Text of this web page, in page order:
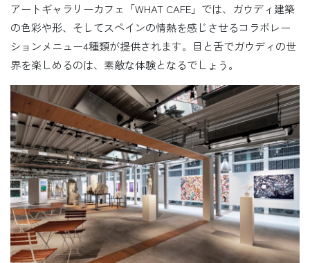
アートギャラリーカフェ「WHAT CAFE」では、ガウディ建築
の色彩や形、そしてスペインの情熱を感じさせるコラボレー
ションメニュー4種類が提供されます。目と舌でガウディの世
界を楽しめるのは、素敵な体験となるでしょう。